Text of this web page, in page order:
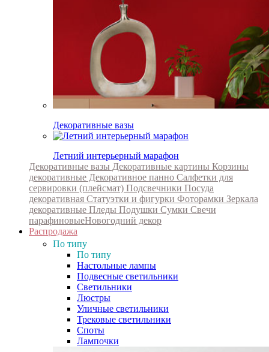
Декоративные вазы
Летний интерьерный марафон
Декоративные вазы Декоративные картины Корзины
декоративные Декоративное панно Салфетки для
сервировки (плейсмат) Подсвечники Посуда
декоративная Статуэтки и фигурки Фоторамки Зеркала
декоративные Пледы Подушки Сумки Свечи
парафиновыеНовогодний декор
Распродажа
По типу
По типу
Настольные лампы
Подвесные светильники
Светильники
Люстры
Уличные светильники
Трековые светильники
Споты
Лампочки